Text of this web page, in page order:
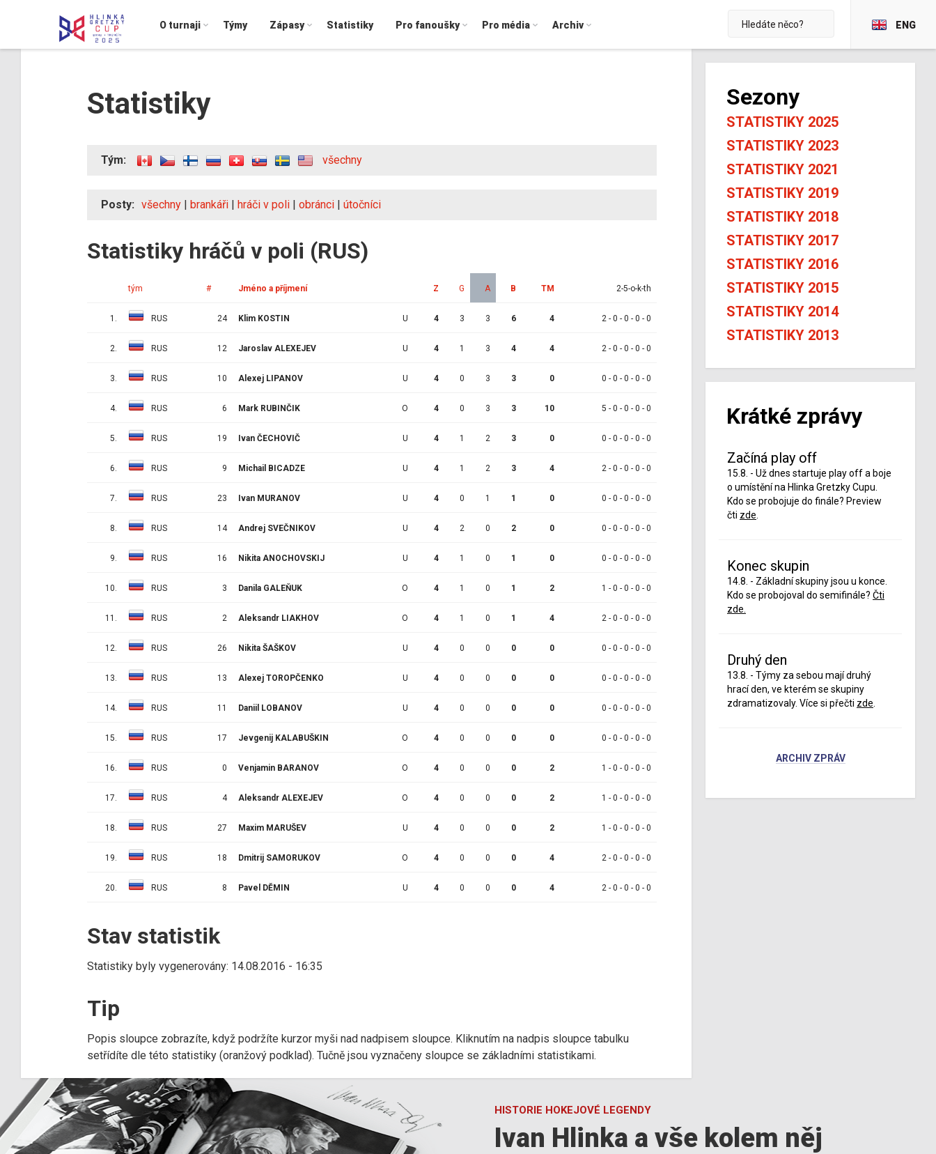
O turnaji Týmy Zápasy Statistiky Pro fanoušky Pro média Archiv ENG
Statistiky
Tým: všechny
Posty: všechny | brankáři | hráči v poli | obránci | útočníci
Statistiky hráčů v poli (RUS)
tým # Jméno a příjmení Z G A B TM 2-5-o-k-th
1. RUS 24 Klim KOSTIN U 4 3 3 6 4 2 - 0 - 0 - 0 - 0
2. RUS 12 Jaroslav ALEXEJEV U 4 1 3 4 4 2 - 0 - 0 - 0 - 0
3. RUS 10 Alexej LIPANOV U 4 0 3 3 0 0 - 0 - 0 - 0 - 0
4. RUS 6 Mark RUBINČIK O 4 0 3 3 10 5 - 0 - 0 - 0 - 0
5. RUS 19 Ivan ČECHOVIČ U 4 1 2 3 0 0 - 0 - 0 - 0 - 0
6. RUS 9 Michail BICADZE U 4 1 2 3 4 2 - 0 - 0 - 0 - 0
7. RUS 23 Ivan MURANOV U 4 0 1 1 0 0 - 0 - 0 - 0 - 0
8. RUS 14 Andrej SVEČNIKOV U 4 2 0 2 0 0 - 0 - 0 - 0 - 0
9. RUS 16 Nikita ANOCHOVSKIJ U 4 1 0 1 0 0 - 0 - 0 - 0 - 0
10. RUS 3 Danila GALEŇUK O 4 1 0 1 2 1 - 0 - 0 - 0 - 0
11. RUS 2 Aleksandr LIAKHOV O 4 1 0 1 4 2 - 0 - 0 - 0 - 0
12. RUS 26 Nikita ŠAŠKOV U 4 0 0 0 0 0 - 0 - 0 - 0 - 0
13. RUS 13 Alexej TOROPČENKO U 4 0 0 0 0 0 - 0 - 0 - 0 - 0
14. RUS 11 Daniil LOBANOV U 4 0 0 0 0 0 - 0 - 0 - 0 - 0
15. RUS 17 Jevgenij KALABUŠKIN O 4 0 0 0 0 0 - 0 - 0 - 0 - 0
16. RUS 0 Venjamin BARANOV O 4 0 0 0 2 1 - 0 - 0 - 0 - 0
17. RUS 4 Aleksandr ALEXEJEV O 4 0 0 0 2 1 - 0 - 0 - 0 - 0
18. RUS 27 Maxim MARUŠEV U 4 0 0 0 2 1 - 0 - 0 - 0 - 0
19. RUS 18 Dmitrij SAMORUKOV O 4 0 0 0 4 2 - 0 - 0 - 0 - 0
20. RUS 8 Pavel DĚMIN U 4 0 0 0 4 2 - 0 - 0 - 0 - 0
Stav statistik
Statistiky byly vygenerovány: 14.08.2016 - 16:35
Tip
Popis sloupce zobrazíte, když podržíte kurzor myši nad nadpisem sloupce. Kliknutím na nadpis sloupce tabulku
setřídíte dle této statistiky (oranžový podklad). Tučně jsou vyznačeny sloupce se základními statistikami.
Sezony
STATISTIKY 2025
STATISTIKY 2023
STATISTIKY 2021
STATISTIKY 2019
STATISTIKY 2018
STATISTIKY 2017
STATISTIKY 2016
STATISTIKY 2015
STATISTIKY 2014
STATISTIKY 2013
Krátké zprávy
Začíná play off
15.8. - Už dnes startuje play off a boje
o umístění na Hlinka Gretzky Cupu.
Kdo se probojuje do finále? Preview
čti zde
Konec skupin
14.8. - Základní skupiny jsou u konce.
Kdo se probojoval do semifinále? Čti
zde.
Druhý den
13.8. - Týmy za sebou mají druhý
hrací den, ve kterém se skupiny
zdramatizovaly. Více si přečti zde
ARCHIV ZPRÁV
HISTORIE HOKEJOVÉ LEGENDY
Ivan Hlinka a vše kolem něj